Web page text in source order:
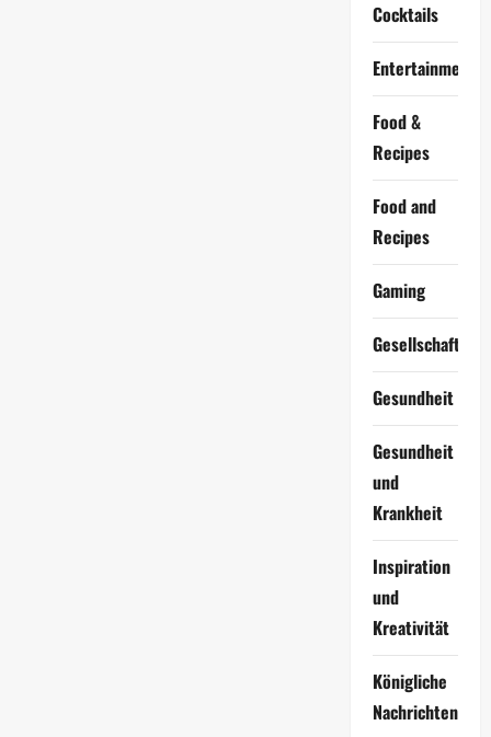
Cocktails
Entertainment
Food &
Recipes
Food and
Recipes
Gaming
Gesellschaft
Gesundheit
Gesundheit
und
Krankheit
Inspiration
und
Kreativität
Königliche
Nachrichten